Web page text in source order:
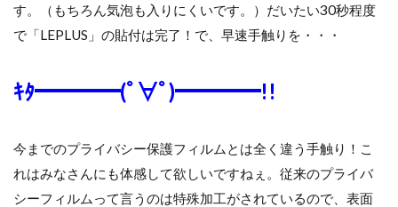
す。（もちろん気泡も入りにくいです。）だいたい30秒程度
で「LEPLUS」の貼付は完了！で、早速手触りを・・・
ｷﾀ━━━━(ﾟ∀ﾟ)━━━━!!
今までのプライバシー保護フィルムとは全く違う手触り！こ
れはみなさんにも体感して欲しいですねぇ。従来のプライバ
シーフィルムって言うのは特殊加工がされているので、表面